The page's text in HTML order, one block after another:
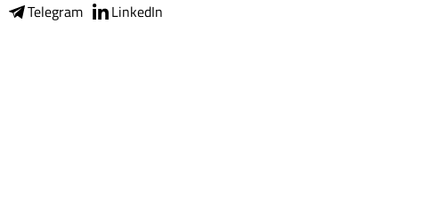
Telegram LinkedIn